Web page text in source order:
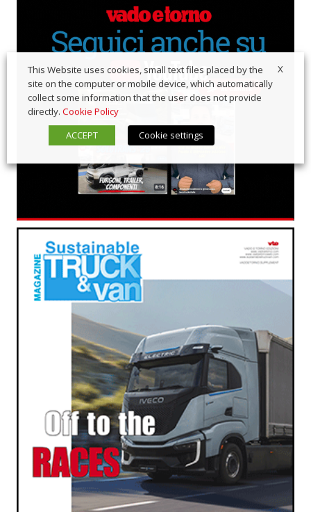
X
This Website uses cookies, small text files placed by the
site on the computer or mobile device, which automatically
collect some information that the user does not provide
directly. Cookie Policy
ACCEPT
Cookie settings